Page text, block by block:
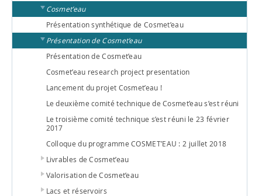
Cosmet’eau
Présentation synthétique de Cosmet’eau
Présentation de Cosmet’eau
Présentation de Cosmet’eau
Cosmet’eau research project presentation
Lancement du projet Cosmet’eau !
Le deuxième comité technique de Cosmet’eau s’est réuni
Le troisième comité technique s’est réuni le 23 février
2017
Colloque du programme COSMET’EAU : 2 juillet 2018
Livrables de Cosmet’eau
Valorisation de Cosmet’eau
Lacs et réservoirs